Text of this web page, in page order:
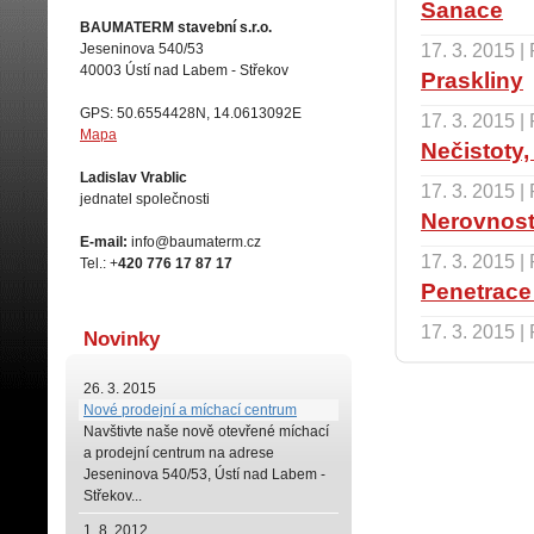
Sanace
17. 3. 2015 |
Praskliny
17. 3. 2015 |
17. 3. 2015 |
17. 3. 2015 |
17. 3. 2015 |
BAUMATERM stavební s.r.o.
Jeseninova 540/53
40003 Ústí nad Labem - Střekov
GPS: 50.6554428N, 14.0613092E
Mapa
Ladislav Vrablic
jednatel společnosti
E-mail: info@baumaterm.cz
Tel.: +420 776 17 87 17
Novinky
26. 3. 2015
Nové prodejní a míchací centrum
Navštivte naše nově otevřené míchací
a prodejní centrum na adrese
Jeseninova 540/53, Ústí nad Labem -
Střekov...
1. 8. 2012